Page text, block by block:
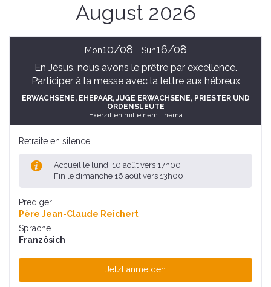
August 2026
Mon10/08 Sun16/08
En Jésus, nous avons le prêtre par excellence.
Participer à la messe avec la lettre aux hébreux
ERWACHSENE, EHEPAAR, JUGE ERWACHSENE, PRIESTER UND
ORDENSLEUTE
Exerzitien mit einem Thema
Retraite en silence
Accueil le lundi 10 août vers 17h00
Fin le dimanche 16 août vers 13h00
Prediger
Père Jean-Claude Reichert
Sprache
Französich
Jetzt anmelden